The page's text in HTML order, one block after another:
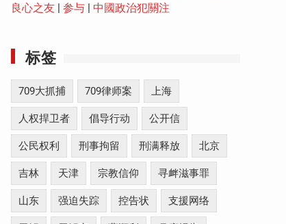
良心之友 | 参与 | 中國政治犯關注
标签
709大抓捕 709律师案 上海
人权捍卫者 倡导行动 公开信
公民权利 刑事拘留 刑满释放 北京
吉林 天津 宗教信仰 寻衅滋事罪
山东 强迫失踪 控告状 支援网络